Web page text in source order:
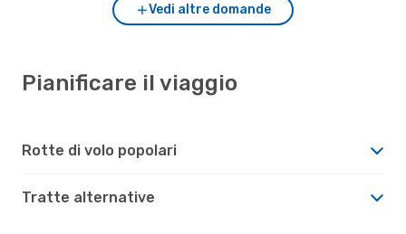
Vedi altre domande
Pianificare il viaggio
Rotte di volo popolari
Tratte alternative